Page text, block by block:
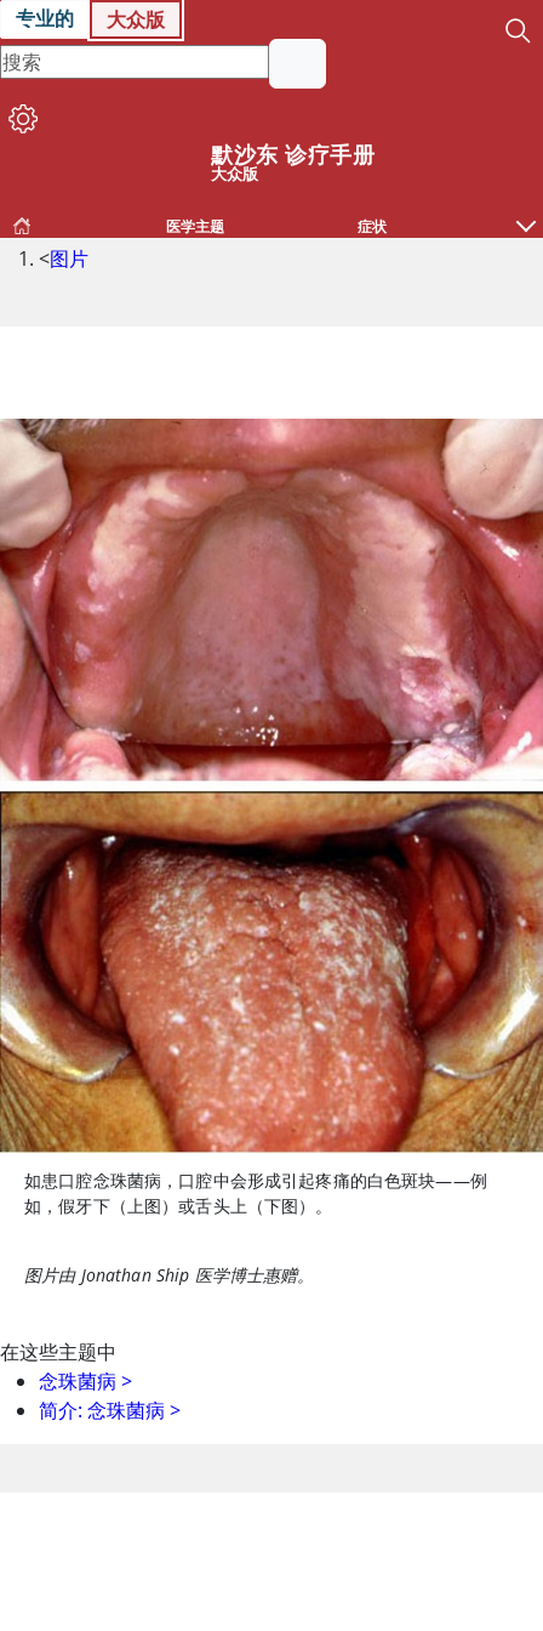
专业的 大众版
默沙东 诊疗手册
大众版
医学主题 症状
<图片
如患口腔念珠菌病，口腔中会形成引起疼痛的白色斑块——例
如，假牙下（上图）或舌头上（下图）。
图片由 Jonathan Ship 医学博士惠赠。
在这些主题中
念珠菌病 >
简介: 念珠菌病 >